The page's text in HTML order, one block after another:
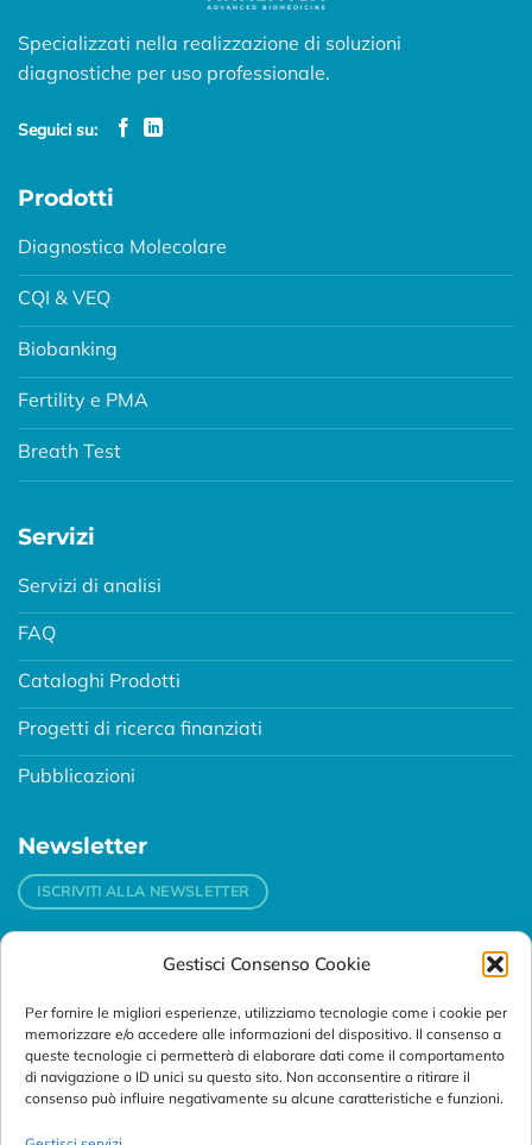
Gestisci Consenso Cookie
Per fornire le migliori esperienze, utilizziamo tecnologie come i cookie per
memorizzare e/o accedere alle informazioni del dispositivo. Il consenso a
queste tecnologie ci permetterà di elaborare dati come il comportamento
di navigazione o ID unici su questo sito. Non acconsentire o ritirare il
consenso può influire negativamente su alcune caratteristiche e funzioni.
Specializzati nella realizzazione di soluzioni
diagnostiche per uso professionale.
Seguici su:
Prodotti
Diagnostica Molecolare
CQI & VEQ
Biobanking
Fertility e PMA
Breath Test
Servizi
Servizi di analisi
FAQ
Cataloghi Prodotti
Progetti di ricerca finanziati
Pubblicazioni
Newsletter
ISCRIVITI ALLA NEWSLETTER
Padova
Via Svizzera, 16 - 35127 Padova (Italy)
Tel:
+39 049 76 16 98
Telefax: +39 049 870 95 10